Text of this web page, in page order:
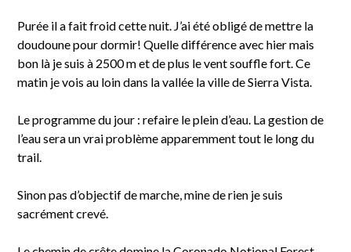
Purée il a fait froid cette nuit. J’ai été obligé de mettre la
doudoune pour dormir! Quelle différence avec hier mais
bon là je suis à 2500 m et de plus le vent souffle fort. Ce
matin je vois au loin dans la vallée la ville de Sierra Vista.
Le programme du jour : refaire le plein d’eau. La gestion de
l’eau sera un vrai problème apparemment tout le long du
trail.
Sinon pas d’objectif de marche, mine de rien je suis
sacrément crevé.